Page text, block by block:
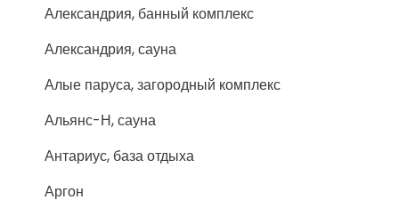
Александрия, банный комплекс
Александрия, сауна
Алые паруса, загородный комплекс
Альянс-Н, сауна
Антариус, база отдыха
Аргон